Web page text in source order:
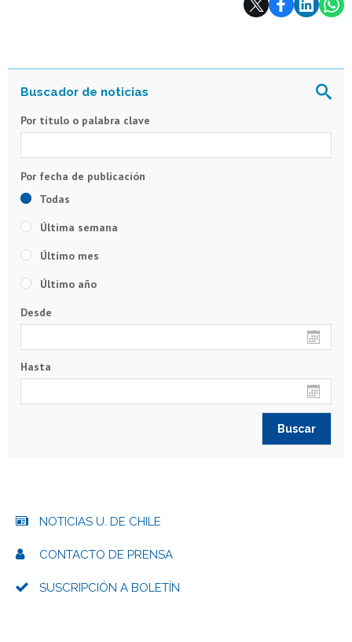
Por título o palabra clave
Todas
Última semana
Último mes
Último año
Desde
Hasta
NOTICIAS U. DE CHILE
CONTACTO DE PRENSA
SUSCRIPCIÓN A BOLETÍN